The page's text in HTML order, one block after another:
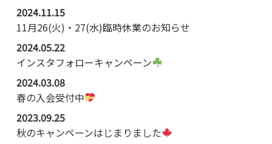
2024.11.15
11月26(火)・27(水)臨時休業のお知らせ
2024.05.22
インスタフォローキャンペーン
2024.03.08
春の入会受付中
2023.09.25
秋のキャンペーンはじまりました